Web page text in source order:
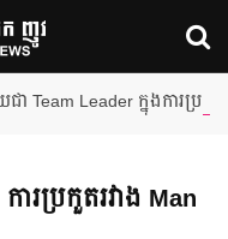
ក្នុងការប្រកួតជាក្រុមលើ
រប្រកួតរវាង Man